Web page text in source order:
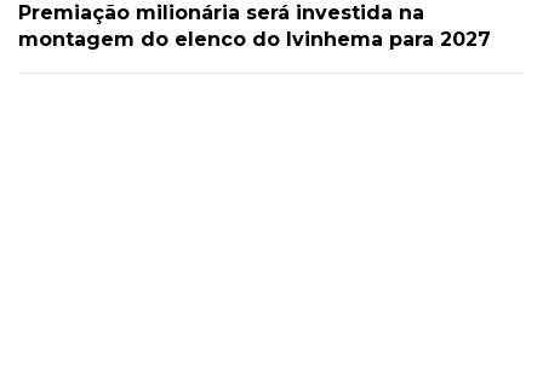
Premiação milionária será investida na
montagem do elenco do Ivinhema para 2027